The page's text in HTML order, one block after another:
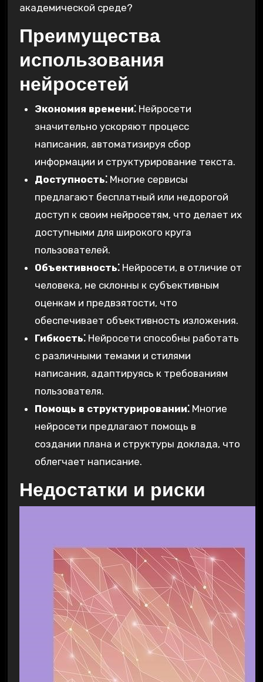
академической среде?
Преимущества
использования
нейросетей
Экономия времени⁚Нейросети
значительно ускоряют процесс
написания‚ автоматизируя сбор
информации и структурирование текста.
Доступность⁚Многие сервисы
предлагают бесплатный или недорогой
доступ к своим нейросетям‚ что делает их
доступными для широкого круга
пользователей.
Объективность⁚Нейросети‚ в отличие от
человека‚ не склонны к субъективным
оценкам и предвзятости‚ что
обеспечивает объективность изложения.
Гибкость⁚Нейросети способны работать
с различными темами и стилями
написания‚ адаптируясь к требованиям
пользователя.
Помощь в структурировании⁚Многие
нейросети предлагают помощь в
создании плана и структуры доклада‚ что
облегчает написание.
Недостатки и риски